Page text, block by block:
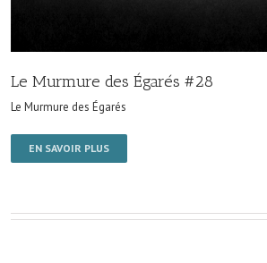
Le Murmure des Égarés #28
Le Murmure des Égarés
EN SAVOIR PLUS